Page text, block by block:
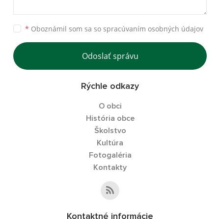
* Oboznámil som sa so spracúvaním osobných údajov
Odoslať správu
Rýchle odkazy
O obci
História obce
Školstvo
Kultúra
Fotogaléria
Kontakty
Kontaktné informácie